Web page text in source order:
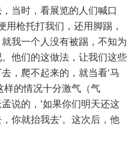
当时，看展览的人们喊口
用枪托打我们，还用脚踢，
我一个人没有被踢，不知为
他们的这做法，让我们这些
，爬不起来的，就当看‘马
样的情况十分激气（气
说的，‘如果你们明天还这
你就抬我去’。这次后，他